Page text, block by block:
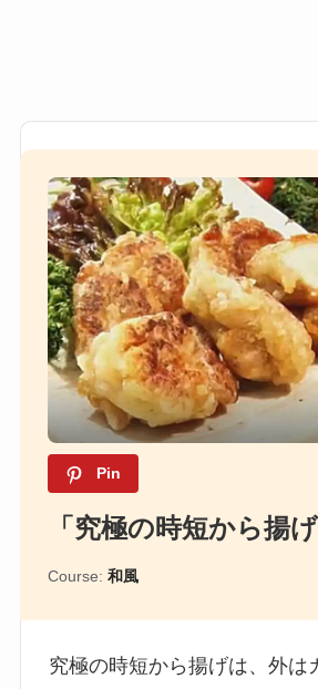
Pin
「究極の時短から揚
Course: 和風
究極の時短から揚げは、外は